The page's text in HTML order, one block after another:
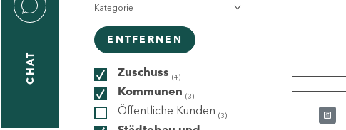
CHAT
Kategorie
ENTFERNEN
Zuschuss (4)
Kommunen (3)
Öffentliche Kunden (3)